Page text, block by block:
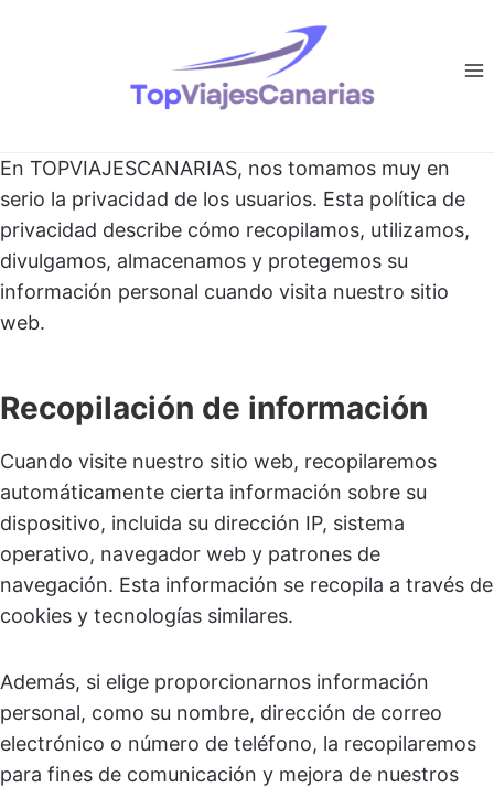
En TOPVIAJESCANARIAS, nos tomamos muy en
serio la privacidad de los usuarios. Esta política de
privacidad describe cómo recopilamos, utilizamos,
divulgamos, almacenamos y protegemos su
información personal cuando visita nuestro sitio
web.
Recopilación de información
Cuando visite nuestro sitio web, recopilaremos
automáticamente cierta información sobre su
dispositivo, incluida su dirección IP, sistema
operativo, navegador web y patrones de
navegación. Esta información se recopila a través de
cookies y tecnologías similares.
Además, si elige proporcionarnos información
personal, como su nombre, dirección de correo
electrónico o número de teléfono, la recopilaremos
para fines de comunicación y mejora de nuestros